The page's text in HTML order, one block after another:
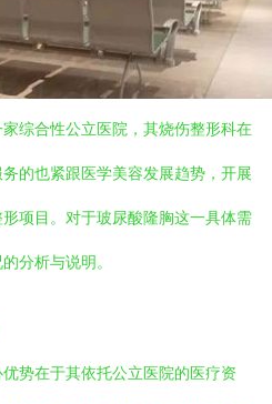
综合性公立医院，其烧伤整形科在
的也紧跟医学美容发展趋势，开展
项目。对于玻尿酸隆胸这一具体需
分析与说明。
势在于其依托公立医院的医疗资